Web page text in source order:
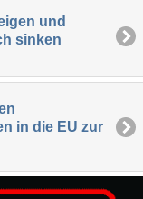
und
sinken
in die EU zur